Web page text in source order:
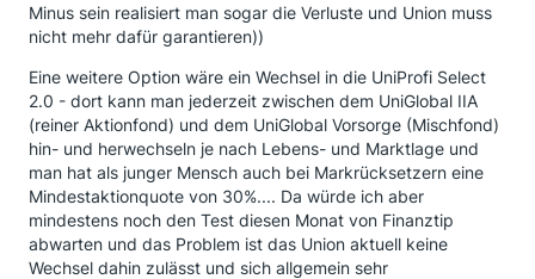
Minus sein realisiert man sogar die Verluste und Union muss
nicht mehr dafür garantieren))
Eine weitere Option wäre ein Wechsel in die UniProfi Select
2.0 - dort kann man jederzeit zwischen dem UniGlobal IIA
(reiner Aktionfond) und dem UniGlobal Vorsorge (Mischfond)
hin- und herwechseln je nach Lebens- und Marktlage und
man hat als junger Mensch auch bei Markrücksetzern eine
Mindestaktionquote von 30%.... Da würde ich aber
mindestens noch den Test diesen Monat von Finanztip
abwarten und das Problem ist das Union aktuell keine
Wechsel dahin zulässt und sich allgemein sehr